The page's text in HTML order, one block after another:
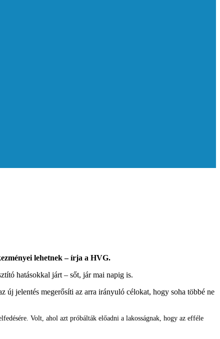
lehetnek – írja a HVG.
hatásokkal járt – sőt, jár mai napig is.
új jelentés megerősíti az arra irányuló célokat, hogy soha többé ne
Volt, ahol azt próbálták előadni a lakosságnak, hogy az efféle